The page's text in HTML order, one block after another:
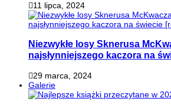
11 lipca, 2024
Niezwykłe losy Sknerusa
najsłynniejszego kaczora na
29 marca, 2024
Galerie